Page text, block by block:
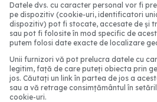
efect al pandemiei este
prima dată cu stadii tardive,
timpul pandemiei ar trebui
ul cancerului adecvat
Datele dvs. cu caracter personal vor fi
pe dispozitiv (cookie-uri, identificatori
dispozitiv) pot fi stocate, accesate de și
sau pot fi folosite în mod specific de
putem folosi date exacte de localizare
Unii furnizori vă pot prelucra datele cu
legitim, față de care puteți obiecta prin
jos. Căutați un link în partea de jos a
sau a vă retrage consimțământul în
cookie-uri.